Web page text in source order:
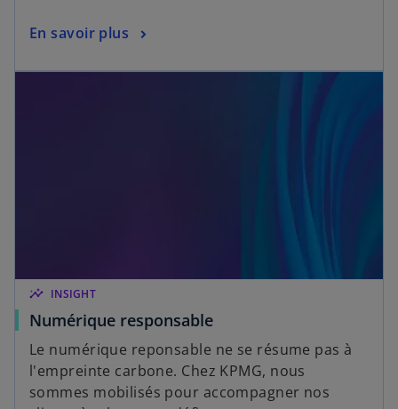
En savoir plus
insights INSIGHT
Numérique responsable
Le numérique reponsable ne se résume pas à
l'empreinte carbone. Chez KPMG, nous
sommes mobilisés pour accompagner nos